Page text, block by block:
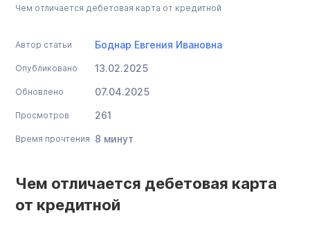
Чем отличается дебетовая карта от кредитной
Автор статьи Боднар Евгения Ивановна
Опубликовано 13.02.2025
Обновлено 07.04.2025
Просмотров 261
Время прочтения 8 минут
Чем отличается дебетовая карта
от кредитной